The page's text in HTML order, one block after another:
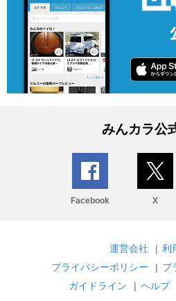
みんカラ公
Facebook X
運営会社 | 利
プライバシーポリシー
| プ
ガイドライン
| ヘルプ